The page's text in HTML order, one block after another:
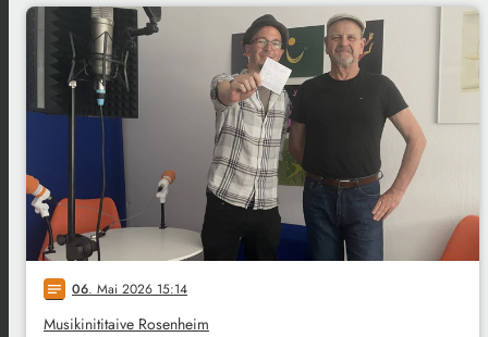
notes 06. Mai 2026 15:14
Musikinititaive Rosenheim